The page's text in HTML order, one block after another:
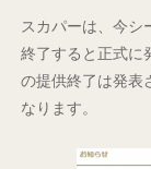
スカパーは、今シ
終了すると正式に
の提供終了は発表
なります。